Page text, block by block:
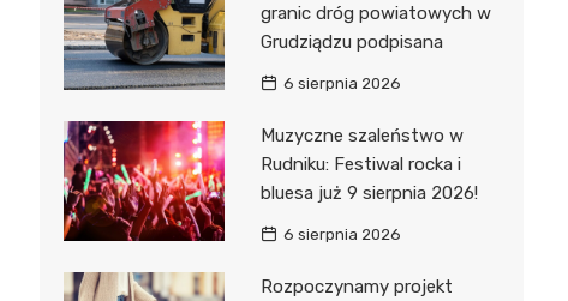
granic dróg powiatowych w
Grudziądzu podpisana
6 sierpnia 2026
Muzyczne szaleństwo w
Rudniku: Festiwal rocka i
bluesa już 9 sierpnia 2026!
6 sierpnia 2026
Rozpoczynamy projekt